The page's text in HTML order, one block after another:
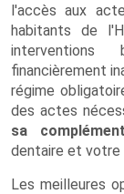
l'accès aux
habitants de
interventions
financièrement
régime
des actes
sa
dentaire et votre
Les meilleures